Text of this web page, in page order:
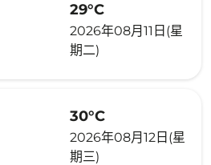
29°C
2026年08月11日(星
期二)
30°C
2026年08月12日(星
期三)